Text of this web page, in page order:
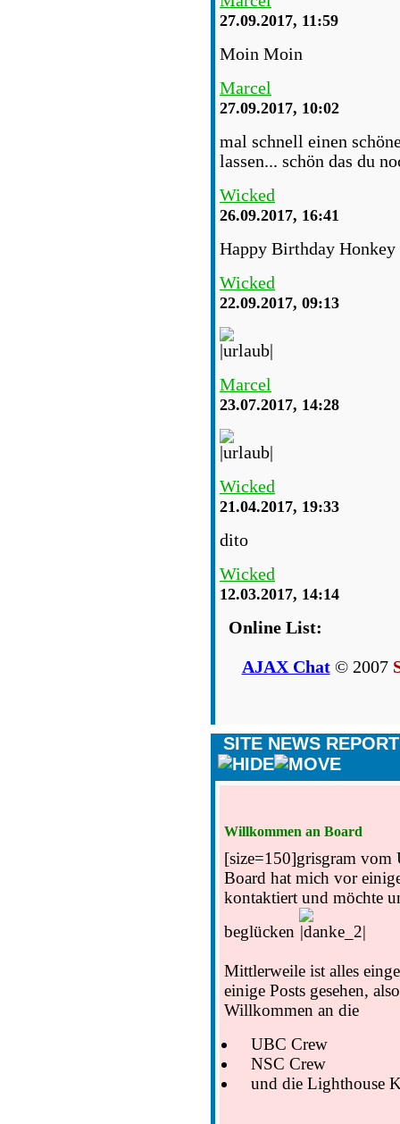
27.09.2017, 11:59
Moin Moin
Marcel
27.09.2017, 10:02
mal schnell einen
lassen... schön das du
Wicked
26.09.2017, 16:41
Happy Birthday Honkey
Wicked
22.09.2017, 09:13
Marcel
23.07.2017, 14:28
Wicked
21.04.2017, 19:33
dito
Wicked
12.03.2017, 14:14
Online List:
AJAX Chat© 2007
SITE NEWS
Willkommen an Board
[size=150]grisgram vom
Board hat mich vor
kontaktiert und möchte
beglücken
Mittlerweile ist alles
einige Posts gesehen,
Willkommen an die
UBC Crew
NSC Crew
und die Lighthouse